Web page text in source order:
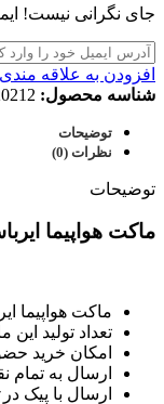
جای نگرانی نیست!
افزودن به علاقه مندی
شناسه محصول:
توضیحات
نظرات (0)
توضیحات
ماکت هواپیما ایرباس 340 ایرکانادا مقیاس ۱:۲۰۰ ساخت شرکت جی
ماکت هواپیما ایرباس 340 از کیفیت ساخت بسیار بالایی برخوردار است و تمام جزئیات
تعداد تولید این
امکان خرید
ارسال به تمام
ارسال با پیک در